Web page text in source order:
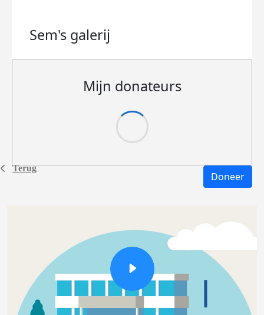
Terug
Sem's galerij
Mijn donateurs
Doneer